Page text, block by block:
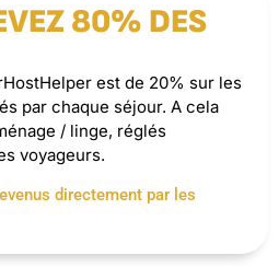
80% DES
est de 20% sur les
par chaque séjour. A cela
/ linge, réglés
voyageurs.
directement par les